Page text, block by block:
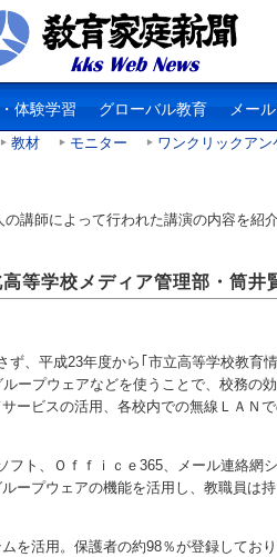
体験学習 グローバル教育 メー
教材 モニター
ワンクリックアン
講師によって行われた講演の内容を紹
等学校メディア管理部・筒井
、平成23年度から｢市立高等学校教育
ープウェアなどを使うことで、校務の
ービスの活用、各校内での無線ＬＡＮ
ト、Ｏｆｆｉｃｅ365、メール連絡網
ープウェアの機能を活用し、教職員は
を活用。保護者の約98％が登録してお